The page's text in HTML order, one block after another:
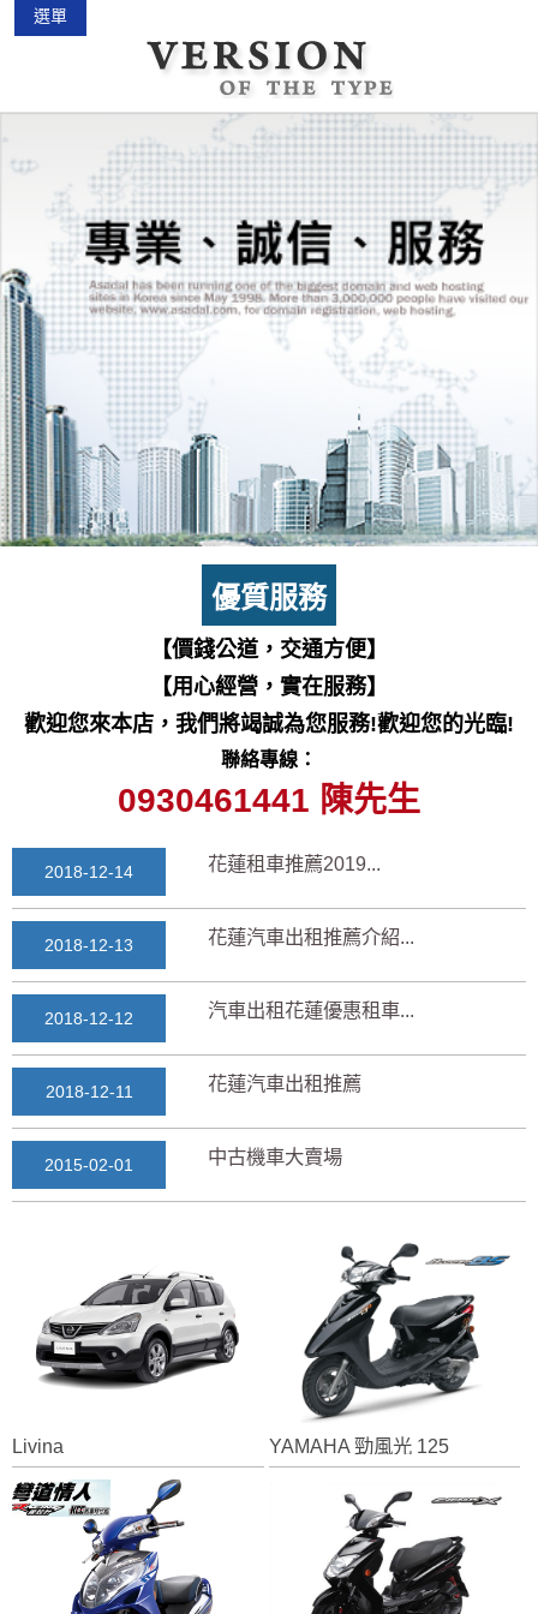
選單
優質服務
【價錢公道，交通方便】
【用心經營，實在服務】
歡迎您來本店，我們將竭誠為您服務!歡迎您的光臨!
聯絡專線：
0930461441 陳先生
2015-02-01
2018-03-16 花蓮景點2018地圖...
七星潭風景區美景介紹...
三日遊景點行程規劃景...
2018-03-12 花蓮自由行自助行程
2025-11-17 通水管後排水變快？背...
2018-12-14 花蓮租車推薦2019...
2018-12-13 花蓮汽車出租推薦介紹...
2018-12-12 汽車出租花蓮優惠租車...
2018-12-11 花蓮汽車出租推薦
2015-02-01 中古機車大賣場
2018-03-15 七星潭風景區美景介紹...
2018-03-13 三日遊景點行程規劃景...
2018-03-12 花蓮自由行自助行程
2025-11-17 通水管後排水變快？背...
2018-12-14 花蓮租車推薦2019...
Livina YAMAHA 勁風光 125